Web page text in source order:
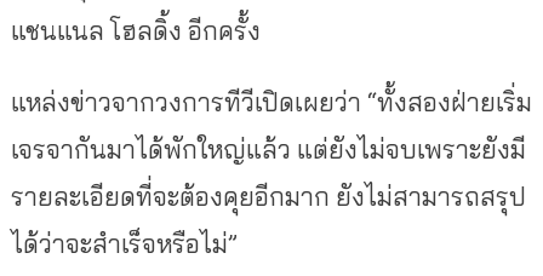
แชนแนล โฮลดิ้ง อีกครั้ง
แหล่งข่าวจากวงการทีวีเปิดเผยว่า “ทั้งสองฝ่ายเริ่ม
เจรจากันมาได้พักใหญ่แล้ว แต่ยังไม่จบเพราะยังมี
รายละเอียดที่จะต้องคุยอีกมาก ยังไม่สามารถสรุป
ได้ว่าจะสำเร็จหรือไม่”